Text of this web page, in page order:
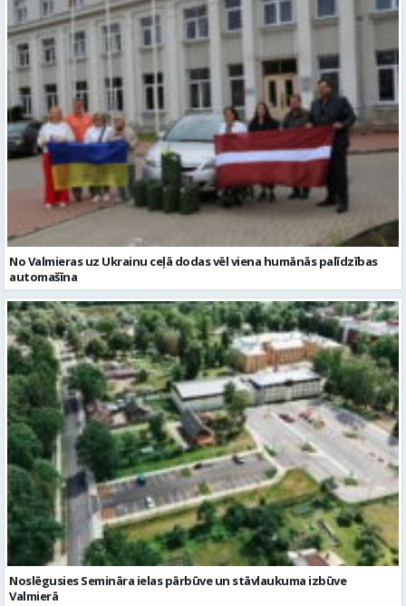
No Valmieras uz Ukrainu ceļā dodas vēl viena humānās palīdzības
automašīna
Noslēgusies Semināra ielas pārbūve un stāvlaukuma izbūve
Valmierā